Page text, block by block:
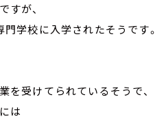
が、
学校に入学されたそうです。
受けてられているそうで、
は